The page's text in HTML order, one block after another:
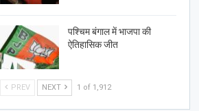
पश्चिम बंगाल में भाजपा की
ऐतिहासिक जीत
PREV NEXT 1 of 1,912